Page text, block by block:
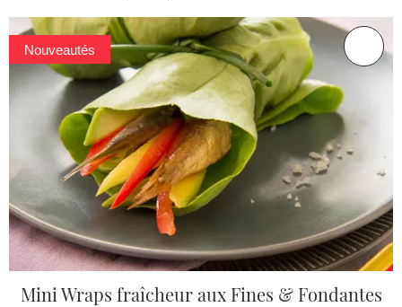
Nouveautés
Mini Wraps fraîcheur aux Fines & Fondantes